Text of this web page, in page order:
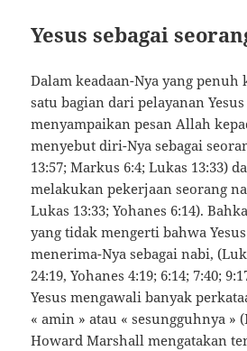
Yesus sebagai
Dalam keadaan-Nya yang penuh
satu bagian dari pelayanan
menyampaikan pesan Allah
menyebut diri-Nya sebagai
13:57; Markus 6:4; Lukas 13:33)
melakukan pekerjaan seorang
Lukas 13:33; Yohanes 6:14).
yang tidak mengerti bahwa
menerima-Nya sebagai nabi,
24:19, Yohanes 4:19; 6:14; 7:40;
Yesus mengawali banyak
« amin » atau « sesungguhnya »
Howard Marshall mengatakan